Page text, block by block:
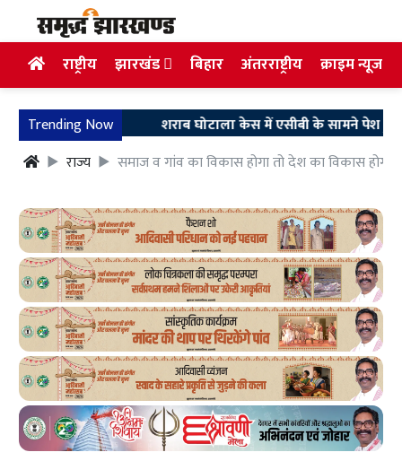
राष्ट्रीय झारखंड बिहार अंतरराष्ट्रीय क्राइम न्यूज
Trending Now शराब घोटाला केस में एसीबी के सामने पेश हुए अरुण
राज्य
समाज व गांव का विकास होगा तो देश का विकास होगा: